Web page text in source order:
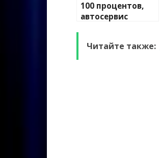
100 процентов,
автосервис
Читайте также: